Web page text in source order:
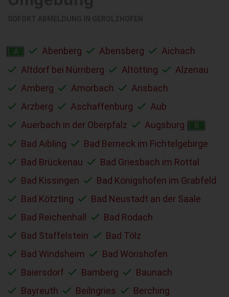
A Abenberg Abensberg
Aichach
Altdorf bei Nürnberg
Altötting
Alzenau
Amberg
Amorbach
Ansbach
Arzberg
Aschaffenburg
Aub
Auerbach in der Oberpfalz
Augsburg B
Bad Aibling
Bad Berneck im Fichtelgebirge
Bad Brückenau
Bad Griesbach im Rottal
Bad Kissingen
Bad Königshofen im Grabfeld
Bad Kötzting
Bad Neustadt an der Saale
Bad Reichenhall
Bad Rodach
Bad Staffelstein
Bad Tölz
Bad Windsheim
Bad Wörishofen
Baiersdorf
Bamberg
Baunach
Bayreuth
Beilngries
Berching